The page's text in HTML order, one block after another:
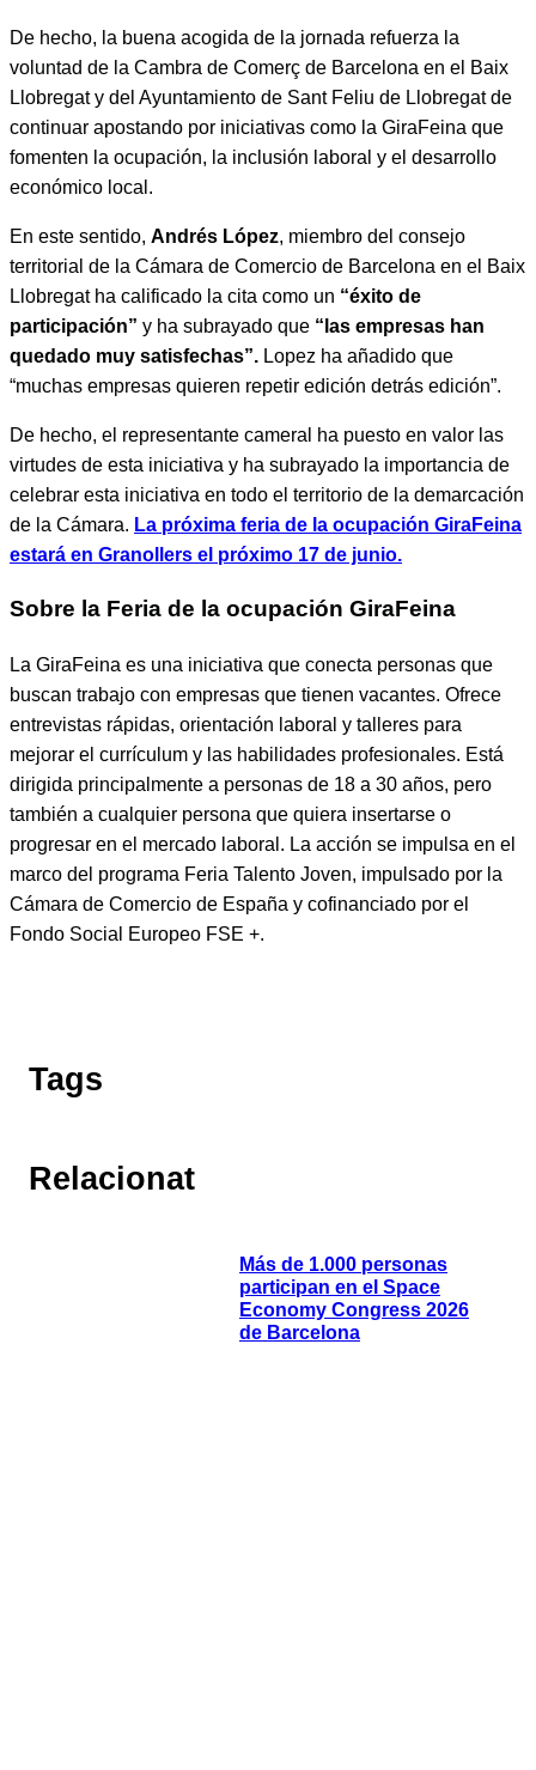
De hecho, la buena acogida de la jornada refuerza la
voluntad de la Cambra de Comerç de Barcelona en el Baix
Llobregat y del Ayuntamiento de Sant Feliu de Llobregat de
continuar apostando por iniciativas como la GiraFeina que
fomenten la ocupación, la inclusión laboral y el desarrollo
económico local.
En este sentido, Andrés López, miembro del consejo
territorial de la Cámara de Comercio de Barcelona en el Baix
Llobregat ha calificado la cita como un “éxito de
participación” y ha subrayado que “las empresas han
quedado muy satisfechas”. Lopez ha añadido que
“muchas empresas quieren repetir edición detrás edición”.
De hecho, el representante cameral ha puesto en valor las
virtudes de esta iniciativa y ha subrayado la importancia de
celebrar esta iniciativa en todo el territorio de la demarcación
de la Cámara. La próxima feria de la ocupación GiraFeina
estará en Granollers el próximo 17 de junio.
Sobre la Feria de la ocupación GiraFeina
La GiraFeina es una iniciativa que conecta personas que
buscan trabajo con empresas que tienen vacantes. Ofrece
entrevistas rápidas, orientación laboral y talleres para
mejorar el currículum y las habilidades profesionales. Está
dirigida principalmente a personas de 18 a 30 años, pero
también a cualquier persona que quiera insertarse o
progresar en el mercado laboral. La acción se impulsa en el
marco del programa Feria Talento Joven, impulsado por la
Cámara de Comercio de España y cofinanciado por el
Fondo Social Europeo FSE +.
Tags
Relacionat
Más de 1.000 personas
participan en el Space
Economy Congress 2026
de Barcelona